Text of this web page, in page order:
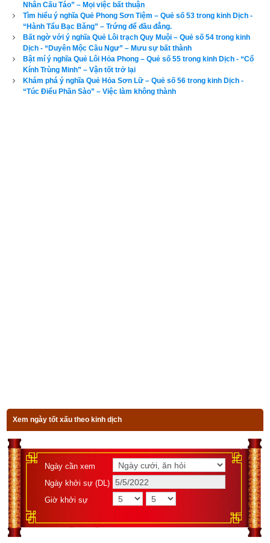
Xem bói sim
4. Ứng dụng quẻ Trạch Thủy Khốn vào cuộc sống, kinh
doanh
Luận giải
Bài viết Giải nghĩa Quẻ Trạch Thủy Khốn  – Quẻ số 47 trong
kinh Dịch có tham khảo kiến thức của một số sách và website
sau đây:
Quốc văn chu dịch diễn giải của cụ Phan Bội Châu tự
Sào Nam.
Nhân Cấu Táo” – Mọi việc bất thuận
Tìm hiểu ý nghĩa Quẻ Phong Sơn Tiệm – Quẻ số 53 trong kinh Dịch -
“Hành Tẩu Bạc Băng” – Trứng để đầu đẳng.
Bất ngờ với ý nghĩa Quẻ Lôi trạch Quy Muội – Quẻ số 54 trong kinh
Dịch - “Duyên Mộc Cầu Ngư” – Mưu sự bất thành
Bật mí ý nghĩa Quẻ Lôi Hỏa Phong – Quẻ số 55 trong kinh Dịch - “Cổ
Kính Trùng Minh” – Vận tốt trở lại
Khám phá ý nghĩa Quẻ Hỏa Sơn Lữ – Quẻ số 56 trong kinh Dịch -
“Túc Điểu Phần Sào” – Việc làm không thành
Xem ngày tốt xấu theo kinh dịch
Ngày cần xem
Ngày khởi sự (DL)
Giờ khởi sự